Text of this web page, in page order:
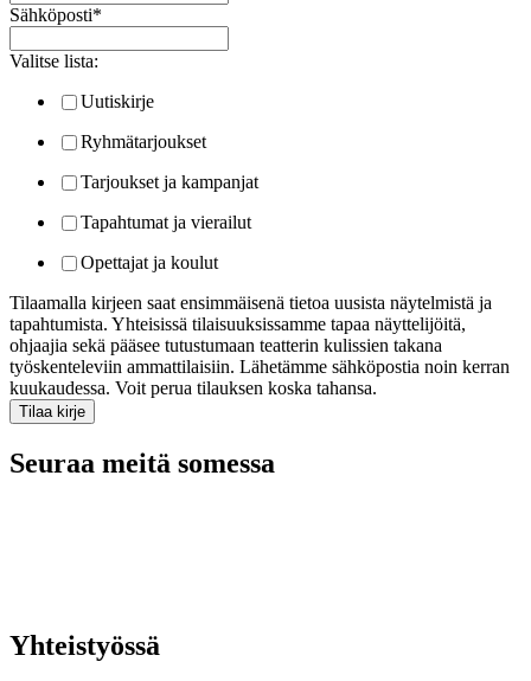
Sähköposti*
Valitse lista:
Uutiskirje
Ryhmätarjoukset
Tarjoukset ja kampanjat
Tapahtumat ja vierailut
Opettajat ja koulut
Tilaamalla kirjeen saat ensimmäisenä tietoa uusista näytelmistä ja
tapahtumista. Yhteisissä tilaisuuksissamme tapaa näyttelijöitä,
ohjaajia sekä pääsee tutustumaan teatterin kulissien takana
työskenteleviin ammattilaisiin. Lähetämme sähköpostia noin kerran
kuukaudessa. Voit perua tilauksen koska tahansa.
Seuraa meitä somessa
Yhteistyössä